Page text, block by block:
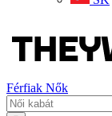
Férfiak Nők